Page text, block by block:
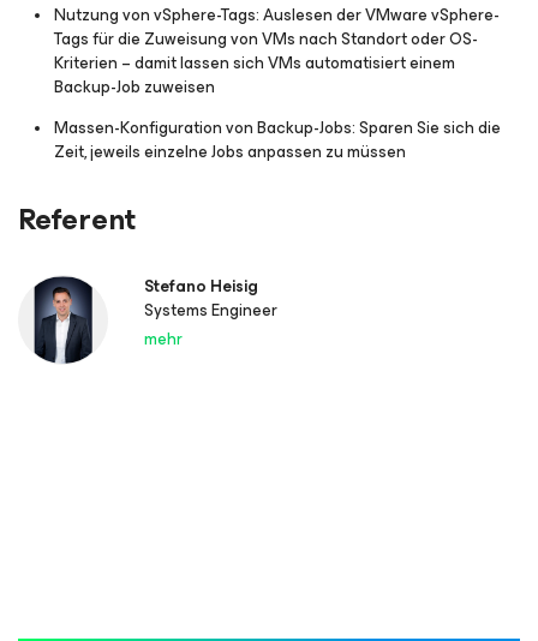
Nutzung von vSphere-Tags: Auslesen der VMware vSphere-
Tags für die Zuweisung von VMs nach Standort oder OS-
Kriterien – damit lassen sich VMs automatisiert einem
Backup-Job zuweisen
Massen-Konfiguration von Backup-Jobs: Sparen Sie sich die
Zeit, jeweils einzelne Jobs anpassen zu müssen
Referent
Stefano Heisig
Systems Engineer
mehr